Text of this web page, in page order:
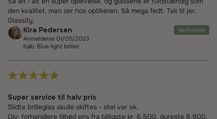
den kvalitet, man ser hos optikeren. Så mega fedt. Tak til jer,
Glassify.
Kira Pedersen
Verificeret
Anmeldelse 01/05/2023
Køb: Blue light briller
Super service til halv pris
Slidte brilleglas skulle skiftes - stel var ok.
Div. forhandlere tilbød pris fra billigste kr. 6.500. dyreste 8.900.